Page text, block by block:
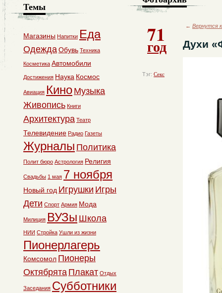
71
год
Тэг: Секс
← Вернутся
Духи
Темы
Магазины Напитки Еда
ОдеждаОбувь Техника
Косметика Автомобили
Достижения Наука Космос
Авиация Кино Музыка
Живопись Книги
Архитектура Театр
Телевидение Радио Газеты
Журналы Политика
Полит бюро Астрология Религия
Свадьбы 1 мая 7 ноября
Новый год Игрушки Игры
Дети Спорт Армия Мода
Милиция ВУЗы Школа
НИИ Стройка Ушли из жизни
Пионерлагерь
Комсомол Пионеры
Октябрята Плакат Отдых
Заседания Субботники